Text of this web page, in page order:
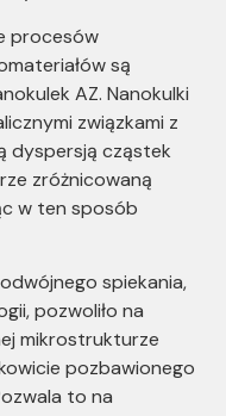
procesów
są
AZ. Nanokulki
związkami z
dyspersją cząstek
zróżnicowaną
w ten sposób
spiekania,
pozwoliło na
mikrostrukturze
pozbawionego
to na